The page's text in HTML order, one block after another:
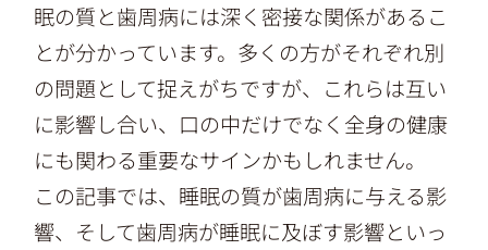
眠の質と歯周病には深く密接な関係があるこ
とが分かっています。多くの方がそれぞれ別
の問題として捉えがちですが、これらは互い
に影響し合い、口の中だけでなく全身の健康
にも関わる重要なサインかもしれません。
この記事では、睡眠の質が歯周病に与える影
響、そして歯周病が睡眠に及ぼす影響といっ